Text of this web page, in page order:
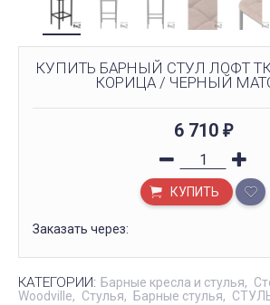
КУПИТЬ БАРНЫЙ СТУЛ ЛОФТ
КОРИЦА / ЧЕРНЫЙ
6 710 ₽
КУПИТЬ
Заказать через:
КАТЕГОРИИ: Барные кресла и стулья
Woodville
Стулья Барные стулья